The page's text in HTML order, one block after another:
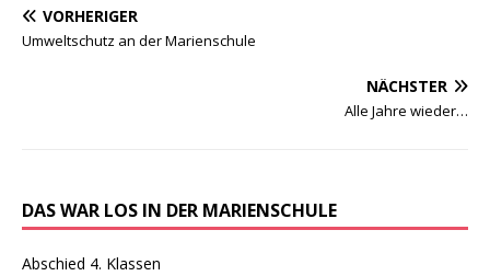
VORHERIGER
Umweltschutz an der Marienschule
NÄCHSTER
Alle Jahre wieder…
DAS WAR LOS IN DER MARIENSCHULE
Abschied 4. Klassen